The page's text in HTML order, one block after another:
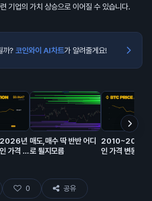
기업의 가치 상승으로 이어질 수 있습니다.
까? 코인와이 AI차트가 알려줄게요!
2026년
가격 변
매도,매수 딱 반반 어디
로 튈지모름
2010~2026
인 가격 변동 총
0 공유